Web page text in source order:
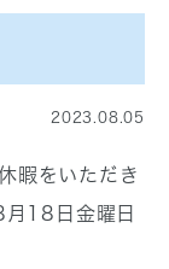
2023.08.05
暇をいただき
18日金曜日